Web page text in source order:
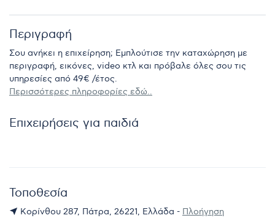
Περιγραφή
Σου ανήκει η επιχείρηση; Εμπλούτισε την καταχώρηση με
περιγραφή, εικόνες, video κτλ και πρόβαλε όλες σου τις
υπηρεσίες από 49€ /έτος.
Περισσότερες πληροφορίες εδώ..
Επιχειρήσεις για παιδιά
Τοποθεσία
Κορίνθου 287, Πάτρα, 26221, Ελλάδα - Πλοήγηση